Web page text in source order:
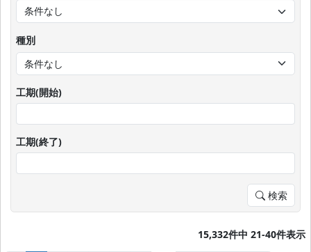
種別
工期(開始)
工期(終了)
検索
15,332件中 21-40件表示